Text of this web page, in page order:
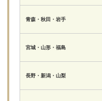
青森・秋田・岩手
宮城・山形・福島
長野・新潟・山梨